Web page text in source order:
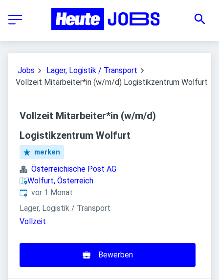
Jobs
Lager, Logistik / Transport
Vollzeit Mitarbeiter*in (w/m/d) Logistikzentrum Wolfurt
Vollzeit Mitarbeiter*in (w/m/d)
Logistikzentrum Wolfurt
merken
Österreichische Post AG
Wolfurt, Österreich
Veröffentlicht:
vor 1 Monat
Lager, Logistik / Transport
Vollzeit
Bewerben